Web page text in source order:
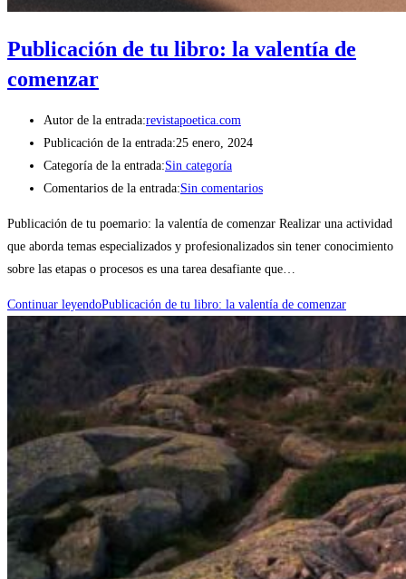
Publicación de tu libro: la valentía de
comenzar
Autor de la entrada:revistapoetica.com
Publicación de la entrada:25 enero, 2024
Categoría de la entrada:Sin categoría
Comentarios de la entrada:Sin comentarios
Publicación de tu poemario: la valentía de comenzar Realizar una actividad
que aborda temas especializados y profesionalizados sin tener conocimiento
sobre las etapas o procesos es una tarea desafiante que…
Continuar leyendoPublicación de tu libro: la valentía de comenzar